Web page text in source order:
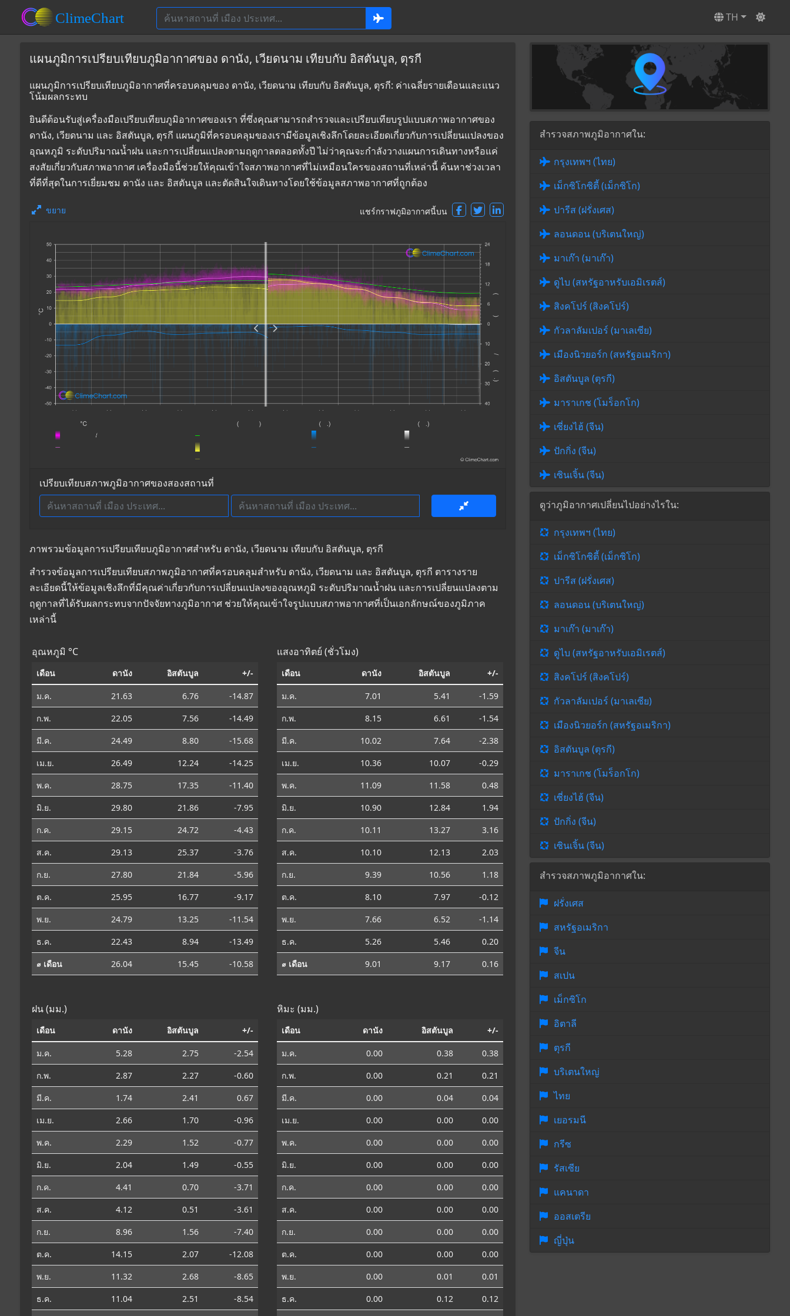
TH
แผนภูมิการเปรียบเทียบภูมิอากาศของ ดานัง, เวียดนาม เทียบกับ อิสตันบูล, ตุรกี
แผนภูมิการเปรียบเทียบภูมิอากาศที่ครอบคลุมของ ดานัง, เวียดนาม เทียบกับ อิสตันบูล, ตุรกี: ค่าเฉลี่ยรายเดือนและแนว
โน้มผลกระทบ
ยินดีต้อนรับสู่เครื่องมือเปรียบเทียบภูมิอากาศของเรา ที่ซึ่งคุณสามารถสำรวจและเปรียบเทียบรูปแบบสภาพอากาศของ
ดานัง, เวียดนาม และ อิสตันบูล, ตุรกี แผนภูมิที่ครอบคลุมของเรามีข้อมูลเชิงลึกโดยละเอียดเกี่ยวกับการเปลี่ยนแปลงของ
อุณหภูมิ ระดับปริมาณน้ำฝน และการเปลี่ยนแปลงตามฤดูกาลตลอดทั้งปี ไม่ว่าคุณจะกำลังวางแผนการเดินทางหรือแค่
สงสัยเกี่ยวกับสภาพอากาศ เครื่องมือนี้ช่วยให้คุณเข้าใจสภาพอากาศที่ไม่เหมือนใครของสถานที่เหล่านี้ ค้นหาช่วงเวลา
ที่ดีที่สุดในการเยี่ยมชม ดานัง และ อิสตันบูล และตัดสินใจเดินทางโดยใช้ข้อมูลสภาพอากาศที่ถูกต้อง
ขยาย แชร์กราฟภูมิอากาศนี้บน
เปรียบเทียบสภาพภูมิอากาศของสองสถานที่
ภาพรวมข้อมูลการเปรียบเทียบภูมิอากาศสำหรับ ดานัง, เวียดนาม เทียบกับ อิสตันบูล, ตุรกี
สำรวจข้อมูลการเปรียบเทียบสภาพภูมิอากาศที่ครอบคลุมสำหรับ ดานัง, เวียดนาม และ อิสตันบูล, ตุรกี ตารางราย
ละเอียดนี้ให้ข้อมูลเชิงลึกที่มีคุณค่าเกี่ยวกับการเปลี่ยนแปลงของอุณหภูมิ ระดับปริมาณน้ำฝน และการเปลี่ยนแปลงตาม
ฤดูกาลที่ได้รับผลกระทบจากปัจจัยทางภูมิอากาศ ช่วยให้คุณเข้าใจรูปแบบสภาพอากาศที่เป็นเอกลักษณ์ของภูมิภาค
เหล่านี้
อุณหภูมิ °C
เดือน ดานัง อิสตันบูล +/-
ม.ค. 21.63 6.76
-14.87
ก.พ.
22.05 7.56
-14.49
มี.ค.
24.49 8.80
-15.68
เม.ย.
26.49 12.24
-14.25
พ.ค.
28.75 17.35
-11.40
มิ.ย.
29.80 21.86
-7.95
ก.ค.
29.15 24.72
-4.43
ส.ค.
29.13 25.37
-3.76
ก.ย.
27.80 21.84
-5.96
ต.ค.
25.95 16.77
-9.17
พ.ย.
24.79 13.25
-11.54
ธ.ค.
22.43 8.94
-13.49
⌀ เดือน
26.04 15.45 -10.58
แสงอาทิตย์ (ชั่วโมง)
เดือน ดานัง อิสตันบูล +/-
ม.ค. 7.01 5.41
-1.59
ก.พ.
8.15 6.61
-1.54
มี.ค.
10.02 7.64
-2.38
เม.ย.
10.36 10.07
-0.29
พ.ค.
11.09 11.58
0.48
มิ.ย.
10.90 12.84
1.94
ก.ค.
10.11 13.27
3.16
ส.ค.
10.10 12.13
2.03
ก.ย.
9.39 10.56
1.18
ต.ค.
8.10 7.97
-0.12
พ.ย.
7.66 6.52
-1.14
ธ.ค.
5.26 5.46
0.20
⌀ เดือน
9.01 9.17 0.16
ฝน (มม.)
เดือน ดานัง อิสตันบูล +/-
ม.ค. 5.28 2.75
-2.54
ก.พ.
2.87 2.27
-0.60
มี.ค.
1.74 2.41
0.67
เม.ย.
2.66 1.70
-0.96
พ.ค.
2.29 1.52
-0.77
มิ.ย.
2.04 1.49
-0.55
ก.ค.
4.41 0.70
-3.71
ส.ค.
4.12 0.51
-3.61
ก.ย.
8.96 1.56
-7.40
ต.ค.
14.15 2.07
-12.08
พ.ย.
11.32 2.68
-8.65
ธ.ค.
11.04 2.51
-8.54
หิมะ (มม.)
เดือน ดานัง อิสตันบูล +/-
ม.ค. 0.00 0.38
0.38
ก.พ.
0.00 0.21
0.21
มี.ค.
0.00 0.04
0.04
เม.ย.
0.00 0.00
0.00
พ.ค.
0.00 0.00
0.00
มิ.ย.
0.00 0.00
0.00
ก.ค.
0.00 0.00
0.00
ส.ค.
0.00 0.00
0.00
ก.ย.
0.00 0.00
0.00
ต.ค.
0.00 0.00
0.00
พ.ย.
0.00 0.01
0.01
ธ.ค.
0.00 0.12
0.12
สำรวจสภาพภูมิอากาศใน:
กรุงเทพฯ (ไทย)
เม็กซิโกซิตี้ (เม็กซิโก)
ปารีส (ฝรั่งเศส)
ลอนดอน (บริเตนใหญ่)
มาเก๊า (มาเก๊า)
ดูไบ (สหรัฐอาหรับเอมิเรตส์)
สิงคโปร์ (สิงคโปร์)
กัวลาลัมเปอร์ (มาเลเซีย)
เมืองนิวยอร์ก (สหรัฐอเมริกา)
อิสตันบูล (ตุรกี)
มาราเกช (โมร็อกโก)
เซี่ยงไฮ้ (จีน)
ปักกิ่ง (จีน)
เซินเจิ้น (จีน)
ดูว่าภูมิอากาศเปลี่ยนไปอย่างไรใน:
กรุงเทพฯ (ไทย)
เม็กซิโกซิตี้ (เม็กซิโก)
ปารีส (ฝรั่งเศส)
ลอนดอน (บริเตนใหญ่)
มาเก๊า (มาเก๊า)
ดูไบ (สหรัฐอาหรับเอมิเรตส์)
สิงคโปร์ (สิงคโปร์)
กัวลาลัมเปอร์ (มาเลเซีย)
เมืองนิวยอร์ก (สหรัฐอเมริกา)
อิสตันบูล (ตุรกี)
มาราเกช (โมร็อกโก)
เซี่ยงไฮ้ (จีน)
ปักกิ่ง (จีน)
เซินเจิ้น (จีน)
สำรวจสภาพภูมิอากาศใน:
ฝรั่งเศส
สหรัฐอเมริกา
จีน
สเปน
เม็กซิโก
อิตาลี
ตุรกี
บริเตนใหญ่
ไทย
เยอรมนี
กรีซ
รัสเซีย
แคนาดา
ออสเตรีย
ญี่ปุ่น